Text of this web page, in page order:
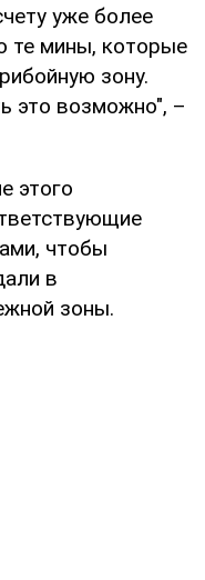
уже более
те мины, которые
зону.
это возможно", –
этого
чтобы
в
зоны.